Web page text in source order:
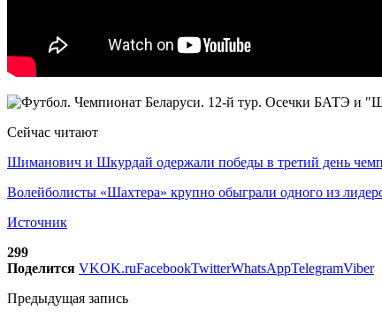
Сейчас читают
Шиманович и Шкурдай одержали победы в третий день
Волейболисты «Шахтера» крупно обыграли одного из
Источник
299
Поделится VKOK.ruFacebookTwitterWhatsAppTelegramViber
Предыдущая запись